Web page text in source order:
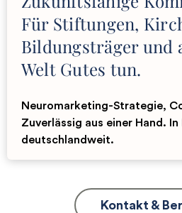
Für Stiftungen,
Bildungsträger und
Welt Gutes tun.
Neuromarketing-Strategie,
Zuverlässig aus einer Hand. In
deutschlandweit.
Kontakt &